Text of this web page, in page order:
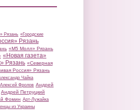
Рязань «Городские
Рязань
«М5 Молл» Рязань
«Новая газета»
Рязань «Северная
Россия» Рязань
Чайка
Алексей Фролов Андрей
Андрей Петруцкий
Фомин Арт-Лужайка
из Украины